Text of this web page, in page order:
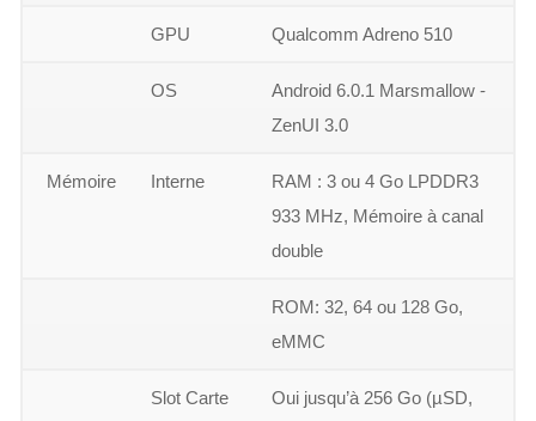
GPU Qualcomm Adreno 510
OS
Android 6.0.1 Marsmallow -
ZenUI 3.0
Mémoire Interne
RAM : 3 ou 4 Go LPDDR3
933 MHz, Mémoire à canal
double
ROM: 32, 64 ou 128 Go,
eMMC
Slot Carte
Oui jusqu’à 256 Go (µSD,